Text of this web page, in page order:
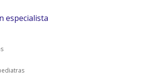
especialista